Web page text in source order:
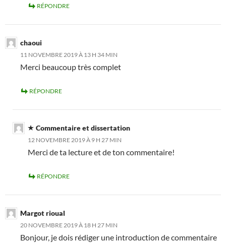
RÉPONDRE
chaoui
11 NOVEMBRE 2019 À 13 H 34 MIN
Merci beaucoup très complet
RÉPONDRE
Commentaire et dissertation
12 NOVEMBRE 2019 À 9 H 27 MIN
Merci de ta lecture et de ton commentaire!
RÉPONDRE
Margot rioual
20 NOVEMBRE 2019 À 18 H 27 MIN
Bonjour, je dois rédiger une introduction de commentaire